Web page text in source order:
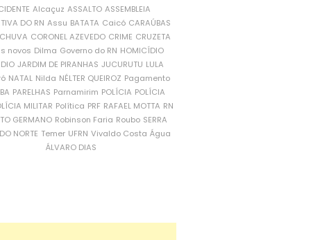
Alcaçuz ASSALTO ASSEMBLEIA
DO RN Assu BATATA Caicó CARAÚBAS
CORONEL AZEVEDO CRIME CRUZETA
novos Dilma Governo do RN HOMICÍDIO
JARDIM DE PIRANHAS JUCURUTU LULA
NATAL Nilda NÉLTER QUEIROZ Pagamento
PARELHAS Parnamirim POLÍCIA POLÍCIA
MILITAR Política PRF RAFAEL MOTTA RN
GERMANO Robinson Faria Roubo SERRA
NORTE Temer UFRN Vivaldo Costa Água
ÁLVARO DIAS